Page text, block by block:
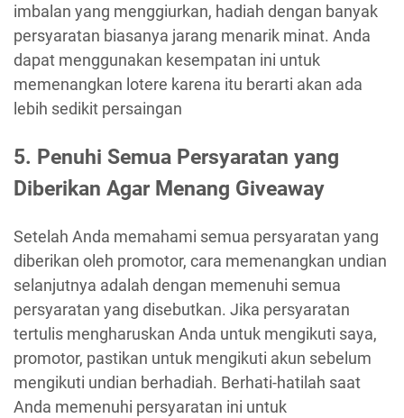
imbalan yang menggiurkan, hadiah dengan banyak
persyaratan biasanya jarang menarik minat. Anda
dapat menggunakan kesempatan ini untuk
memenangkan lotere karena itu berarti akan ada
lebih sedikit persaingan
5. Penuhi Semua Persyaratan yang
Diberikan Agar Menang Giveaway
Setelah Anda memahami semua persyaratan yang
diberikan oleh promotor, cara memenangkan undian
selanjutnya adalah dengan memenuhi semua
persyaratan yang disebutkan. Jika persyaratan
tertulis mengharuskan Anda untuk mengikuti saya,
promotor, pastikan untuk mengikuti akun sebelum
mengikuti undian berhadiah. Berhati-hatilah saat
Anda memenuhi persyaratan ini untuk